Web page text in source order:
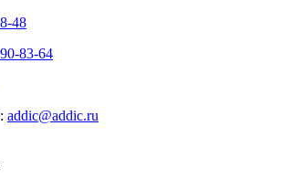
48
83-64
addic@addic.ru